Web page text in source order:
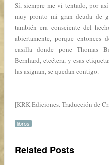
Sí, siempre me vi tentado, por
muy pronto mi gran deuda de
también era consciente del
abiertamente, porque
casilla donde pone Thomas
Bernhard, etcétera, y esas
las asignan, se quedan contigo.
[KRK Ediciones. Traducción de
libros
Related Posts